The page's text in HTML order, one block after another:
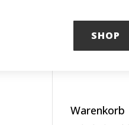
SHOP
Warenkorb